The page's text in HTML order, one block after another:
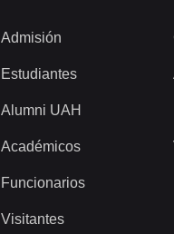
Admisión
Estudiantes
Alumni UAH
Académicos
Funcionarios
Visitantes